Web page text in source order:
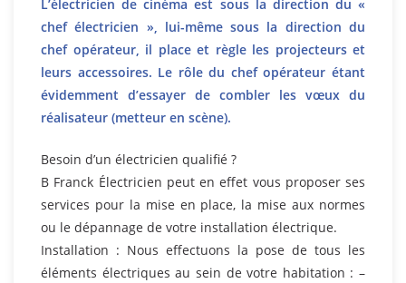
L’électricien de cinéma est sous la direction du «
chef électricien », lui-même sous la direction du
chef opérateur, il place et règle les projecteurs et
leurs accessoires. Le rôle du chef opérateur étant
évidemment d’essayer de combler les vœux du
réalisateur (metteur en scène).
Besoin d’un électricien qualifié ?
B Franck Électricien peut en effet vous proposer ses
services pour la mise en place, la mise aux normes
ou le dépannage de votre installation électrique.
Installation : Nous effectuons la pose de tous les
éléments électriques au sein de votre habitation : –